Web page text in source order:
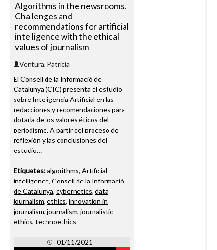
Algorithms in the newsrooms.
Challenges and
recommendations for artificial
intelligence with the ethical
values of journalism
Ventura, Patrícia
El Consell de la Informació de
Catalunya (CIC) presenta el estudio
sobre Inteligencia Artificial en las
redacciones y recomendaciones para
dotarla de los valores éticos del
periodismo. A partir del proceso de
reflexión y las conclusiones del
estudio…
Etiquetes:algorithms, Artificial
intelligence, Consell de la Informació
de Catalunya, cybernetics, data
journalism, ethics, innovation in
journalism, journalism, journalistic
ethics, technoethics
01/11/2021